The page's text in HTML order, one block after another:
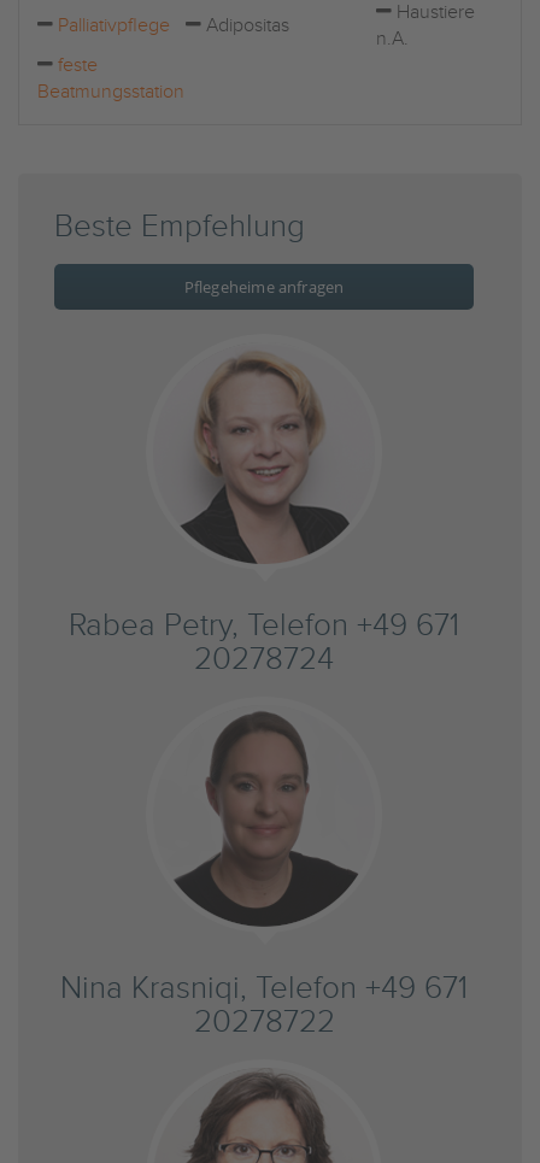
Palliativpflege
Adipositas
Haustiere
n.A.
feste
Beatmungsstation
Beste Empfehlung
Pflegeheime anfragen
Rabea Petry, Telefon +49 671
20278724
Nina Krasniqi, Telefon +49 671
20278722